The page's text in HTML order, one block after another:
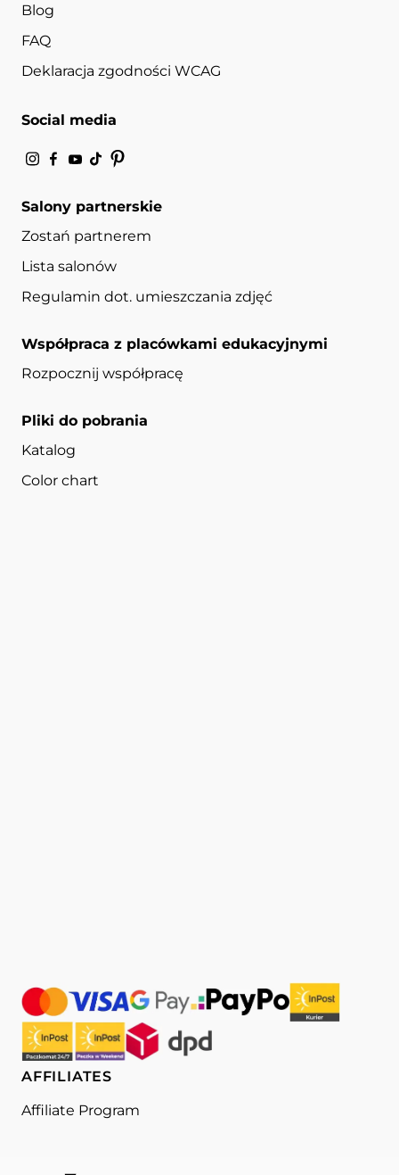
Blog
FAQ
Deklaracja zgodności WCAG
Social media
Salony partnerskie
Zostań partnerem
Lista salonów
Regulamin dot. umieszczania zdjęć
Współpraca z placówkami edukacyjnymi
Rozpocznij współpracę
Pliki do pobrania
Katalog
Color chart
AFFILIATES
Affiliate Program